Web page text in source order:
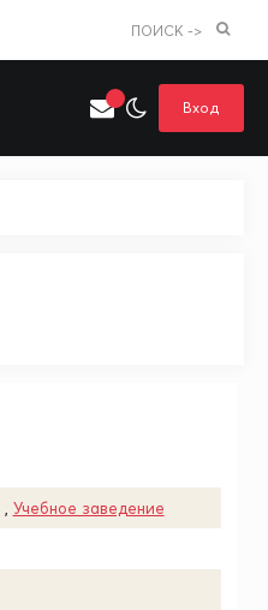
ПОИСК ->
Вход
Учебное заведение